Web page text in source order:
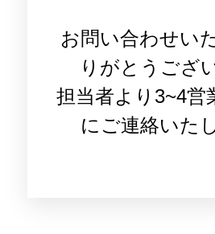
お問い合わせい
りがとうござ
担当者より3~4営
にご連絡いた